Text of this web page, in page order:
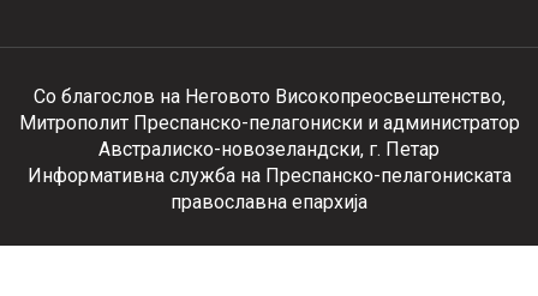
Со благослов на Неговото Високопреосвештенство,
Митрополит Преспанско-пелагониски и администратор
Австралиско-новозеландски, г. Петар
Информативна служба на Преспанско-пелагониската
православна епархија